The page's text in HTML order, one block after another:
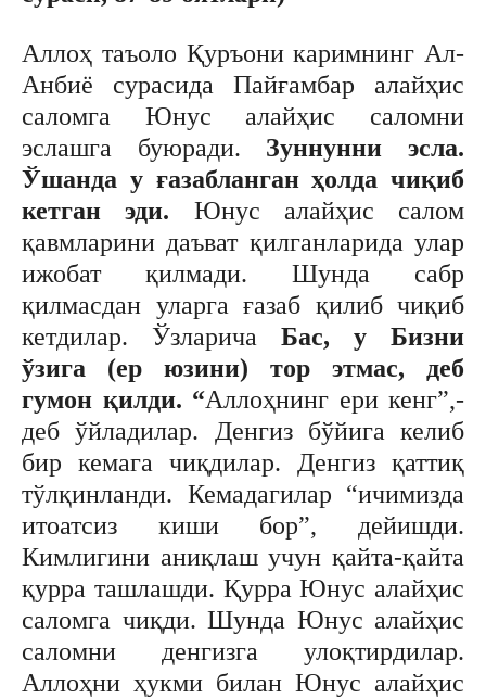
Аллоҳ таъоло Қуръони каримнинг Ал-
Анбиё сурасида Пайғамбар алайҳис
саломга Юнус алайҳис саломни
эслашга буюради. Зуннунни эсла.
Ўшанда у ғазабланган ҳолда чиқиб
кетган эди. Юнус алайҳис салом
қавмларини даъват қилганларида улар
ижобат қилмади. Шунда сабр
қилмасдан уларга ғазаб қилиб чиқиб
кетдилар. Ўзларича Бас, у Бизни
ўзига (ер юзини) тор этмас, деб
гумон қилди. “Аллоҳнинг ери кенг”,-
деб ўйладилар. Денгиз бўйига келиб
бир кемага чиқдилар. Денгиз қаттиқ
тўлқинланди. Кемадагилар “ичимизда
итоатсиз киши бор”, дейишди.
Кимлигини аниқлаш учун қайта-қайта
қурра ташлашди. Қурра Юнус алайҳис
саломга чиқди. Шунда Юнус алайҳис
саломни денгизга улоқтирдилар.
Аллоҳни ҳукми билан Юнус алайҳис